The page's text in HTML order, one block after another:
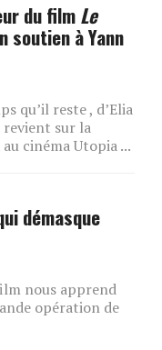
du filmLe
soutien à Yann
qu’il reste , d’Elia
revient sur la
cinéma Utopia ...
démasque
nous apprend
opération de